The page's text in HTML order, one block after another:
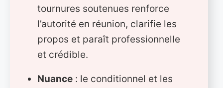
tournures soutenues renforce
l’autorité en réunion, clarifie les
propos et paraît professionnelle
et crédible.
Nuance : le conditionnel et les